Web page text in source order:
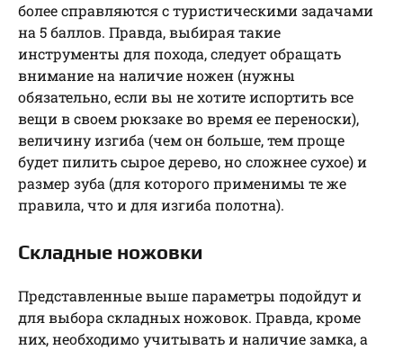
более справляются с туристическими задачами
на 5 баллов. Правда, выбирая такие
инструменты для похода, следует обращать
внимание на наличие ножен (нужны
обязательно, если вы не хотите испортить все
вещи в своем рюкзаке во время ее переноски),
величину изгиба (чем он больше, тем проще
будет пилить сырое дерево, но сложнее сухое) и
размер зуба (для которого применимы те же
правила, что и для изгиба полотна).
Складные ножовки
Представленные выше параметры подойдут и
для выбора складных ножовок. Правда, кроме
них, необходимо учитывать и наличие замка, а